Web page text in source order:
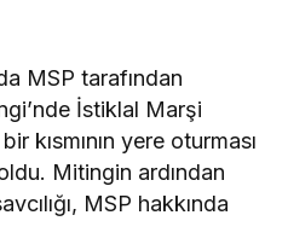
MSP tarafından
İstiklal Marşi
kısmının yere oturması
Mitingin ardından
MSP hakkında